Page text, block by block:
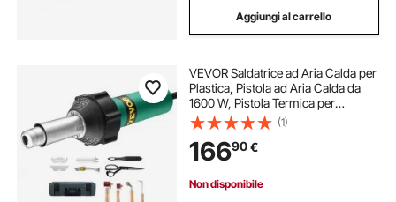
Aggiungi al carrello
VEVOR Saldatrice ad Aria Calda per
Plastica, Pistola ad Aria Calda da
1600 W, Pistola Termica per
Saldatura in Vinile TPO da 50°C -
600°C, Kit per Saldatura di
Coperture in Plastica con 17
Accessori
(1)
16690€
Non disponibile